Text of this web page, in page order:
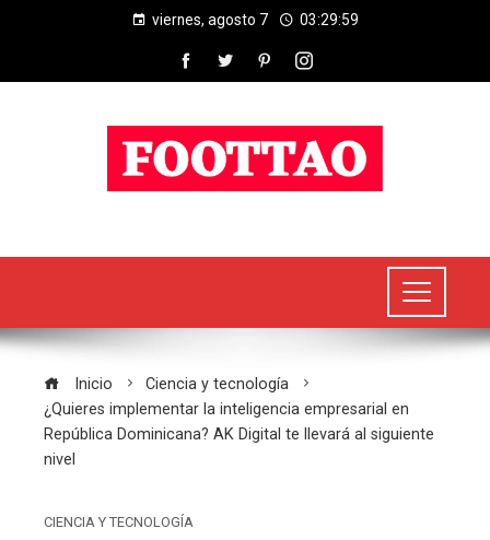
viernes, agosto 7 03:30:00
Inicio
Ciencia y tecnología
¿Quieres implementar la inteligencia empresarial en
República Dominicana? AK Digital te llevará al siguiente
nivel
CIENCIA Y TECNOLOGÍA